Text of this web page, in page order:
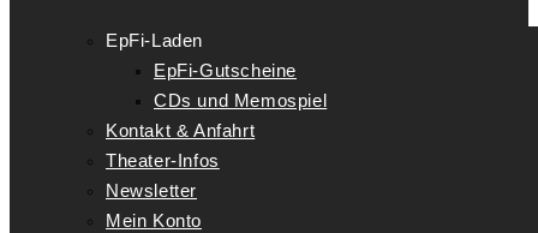
EpFi-Laden
EpFi-Gutscheine
CDs und Memospiel
Kontakt & Anfahrt
Theater-Infos
Newsletter
Mein Konto